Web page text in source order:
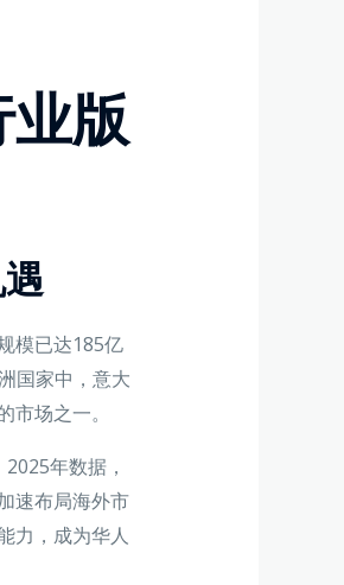
版
模已达185亿
国家中，意大
场之一。
年数据，
速布局海外市
力，成为华人